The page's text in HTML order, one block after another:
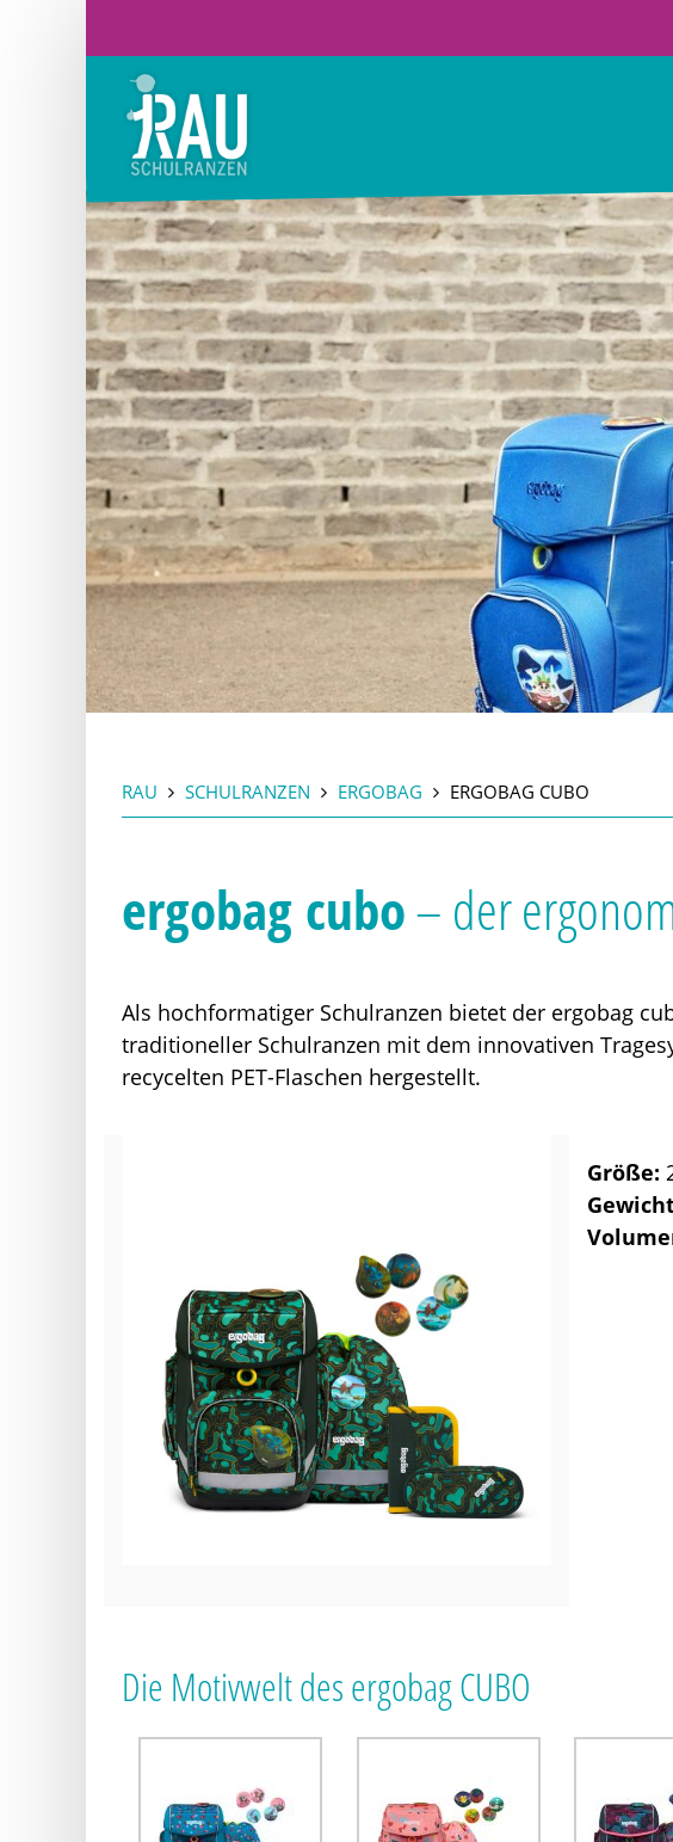
RAU SCHULRANZEN ERGOBAG ERGOBAG CUBO
ergobag cubo– der
Als hochformatiger Schulranzen bietet der ergobag
traditioneller Schulranzen mit dem innovativen
recycelten PET-Flaschen hergestellt.
Größe:
Die Motivwelt des ergobag CUBO